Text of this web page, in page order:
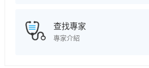
查找專家
專家介紹